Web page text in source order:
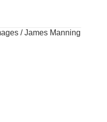
/ James Manning